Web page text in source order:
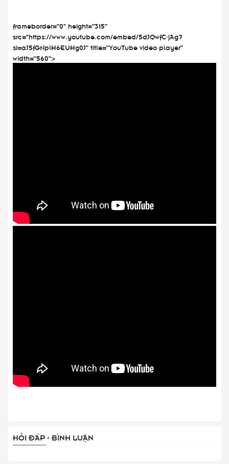
frameborder="0" height="315"
src="https://www.youtube.com/embed/5dJQwfC-jAg?
si=aJ5fGNplH6EUHg0J" title="YouTube video player"
width="560">
HỎI ĐÁP - BÌNH LUẬN